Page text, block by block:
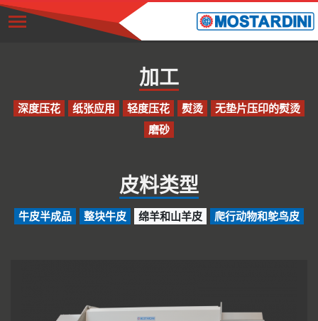
加工
深度压花 纸张应用 轻度压花 熨烫
无垫片压印的熨烫
磨砂
皮料类型
牛皮半成品 整块牛皮 绵羊和山羊皮 爬行动物和鸵鸟皮